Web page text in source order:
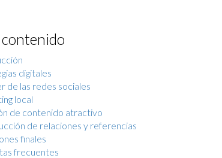
digitales
de las redes sociales
local
de contenido atractivo
de relaciones y referencias
finales
frecuentes